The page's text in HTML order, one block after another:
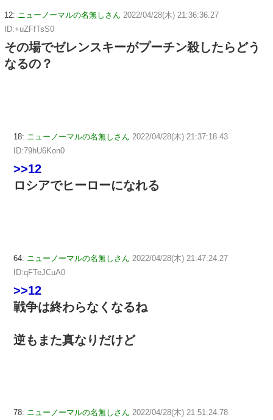
12: ニューノーマルの名無しさん 2022/04/28(木) 21:36:36.27
ID:+uZFfTsS0
その場でゼレンスキーがプーチン殺したらどう
なるの？
18: ニューノーマルの名無しさん 2022/04/28(木) 21:37:18.43
ID:79hU6Kon0
>>12
ロシアでヒーローになれる
64: ニューノーマルの名無しさん 2022/04/28(木) 21:47:24.27
ID:qFTeJCuA0
>>12
戦争は終わらなくなるね
逆もまた真なりだけど
78: ニューノーマルの名無しさん 2022/04/28(木) 21:51:24.78